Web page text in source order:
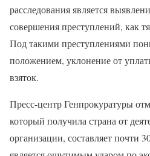
расследования является
совершения преступлений, как
Под такими преступлениями
положением, уклонение от
взяток.
Пресс-центр Генпрокуратуры
который получила страна от
организации, составляет почти